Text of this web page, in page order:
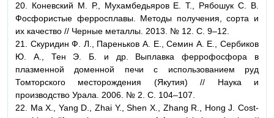
20. Коневский М. Р., Мухамбедьяров Е. Т., Рябошук С. В.
Фосфористые ферросплавы. Методы получения, сорта и
их качество // Черные металлы. 2013. № 12. С. 9–12.
21. Скуридин Ф. Л., Пареньков А. Е., Семин А. Е., Сербиков
Ю. А., Тен Э. Б. и др. Выплавка феррофосфора в
плазменной доменной печи с использованием руд
Томторского месторождения (Якутия) // Наука и
производство Урала. 2006. № 2. С. 104–107.
22. Ma X., Yang D., Zhai Y., Shen X., Zhang R., Hong J. Cost-